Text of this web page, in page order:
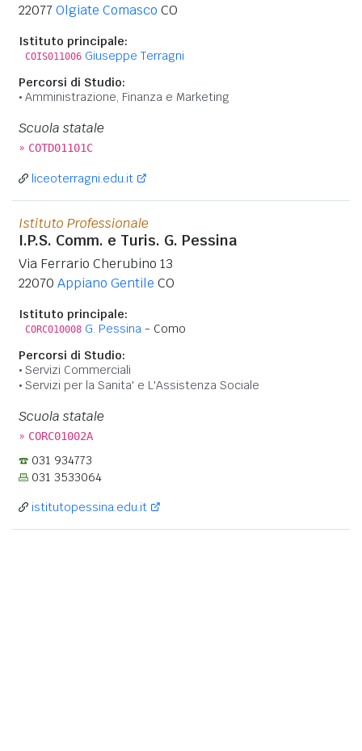
22077Olgiate Comasco CO
Istituto principale:
COIS011006 Giuseppe Terragni
Percorsi di Studio:
Amministrazione, Finanza e Marketing
Scuola statale
» COTD01101C
liceoterragni.edu.it
Istituto Professionale
I.P.S. Comm. e Turis. G. Pessina
Via Ferrario Cherubino 13
22070 Appiano Gentile CO
Istituto principale:
CORC010008 G. Pessina - Como
Percorsi di Studio:
Servizi Commerciali
Servizi per la Sanita' e L'Assistenza Sociale
Scuola statale
» CORC01002A
031 934773
031 3533064
istitutopessina.edu.it